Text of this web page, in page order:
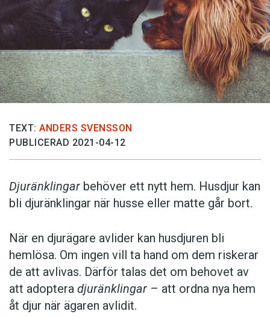
TEXT: ANDERS SVENSSON
PUBLICERAD 2021-04-12
Djuränklingar behöver ett nytt hem. Husdjur kan
bli djuränklingar när husse eller matte går bort.
När en djurägare avlider kan husdjuren bli
hemlösa. Om ingen vill ta hand om dem riskerar
de att avlivas. Därför talas det om behovet av
att adoptera djuränklingar – att ordna nya hem
åt djur när ägaren avlidit.